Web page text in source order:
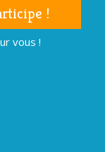
!
vous !